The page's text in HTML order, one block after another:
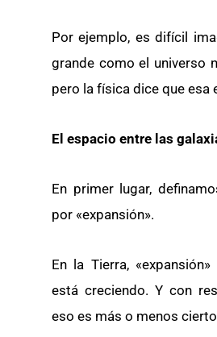
Por ejemplo, es difícil
grande como el universo
pero la física dice que esa
El espacio entre las
En primer lugar,
por «expansión».
En la Tierra,
está creciendo. Y con
eso es más o menos